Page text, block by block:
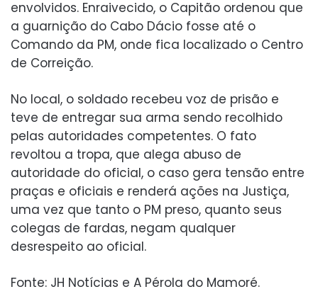
envolvidos. Enraivecido, o Capitão ordenou que
a guarnição do Cabo Dácio fosse até o
Comando da PM, onde fica localizado o Centro
de Correição.
No local, o soldado recebeu voz de prisão e
teve de entregar sua arma sendo recolhido
pelas autoridades competentes. O fato
revoltou a tropa, que alega abuso de
autoridade do oficial, o caso gera tensão entre
praças e oficiais e renderá ações na Justiça,
uma vez que tanto o PM preso, quanto seus
colegas de fardas, negam qualquer
desrespeito ao oficial.
Fonte: JH Notícias e A Pérola do Mamoré.